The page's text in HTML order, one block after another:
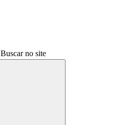
Buscar no site